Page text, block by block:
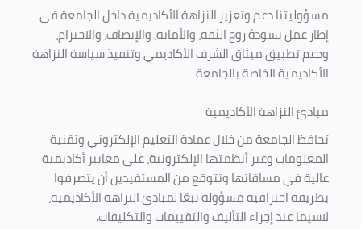
مسؤوليتنا دعم وتعزيز النزاهة الأكاديمية داخل الجامعة في
إطار عمل يسودهُ روح الثقة، والأمانة، والإنصاف، والاحترام،
ودعم تطبيق ميثاق الشرف الأكاديمي وتنفيذ سياسة النزاهة
الأكاديمية الخاصة بالجامعة
مبادئ النزاهة الأكاديمية
تحافظ الجامعة من خلال عمادة التعليم الإلكتروني وتقنية
المعلومات وعبر أنظمتها الإلكترونية، على معايير أكاديمية
عالية في مساقاتها وتتوقع من المستفيدين أن يتصرفوا
بطريقة احترافية مسؤولة تبعًا لمبادئ النزاهة الأكاديمية،
لاسيما عند إجراء التأليف والتقييمات والتكليفات.